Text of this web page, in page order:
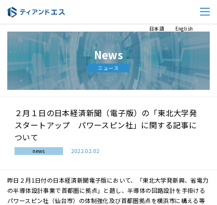
日本語 English
News
ニュース
２月１日の日本経済新聞（電子版）の「東北大学発
スタートアップ パワースピン社」に関する記事に
ついて
news 2022.02.02
昨日２月1日付の日本経済新聞電子版において、「東北大学発新興、省電力
の半導体設計事業で首都圏に拠点」と題し、半導体の回路設計を手掛ける
パワースピン社（仙台市）の体制強化及び首都圏拠点を横浜市に構える等